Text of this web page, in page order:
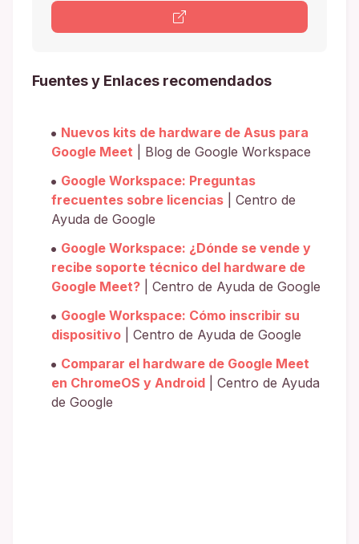
Fuentes y Enlaces recomendados
Nuevos kits de hardware de Asus para
Google Meet | Blog de Google Workspace
Google Workspace: Preguntas
frecuentes sobre licencias | Centro de
Ayuda de Google
Google Workspace: ¿Dónde se vende y
recibe soporte técnico del hardware de
Google Meet? | Centro de Ayuda de Google
Google Workspace: Cómo inscribir su
dispositivo | Centro de Ayuda de Google
Comparar el hardware de Google Meet
en ChromeOS y Android | Centro de Ayuda
de Google